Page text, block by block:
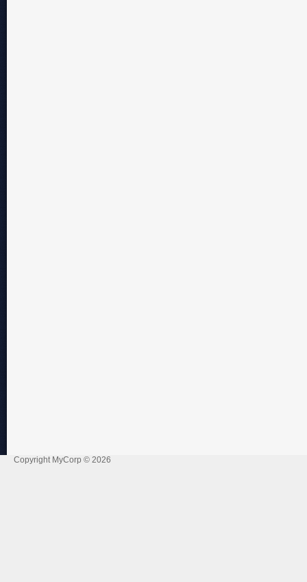
Copyright MyCorp © 2026